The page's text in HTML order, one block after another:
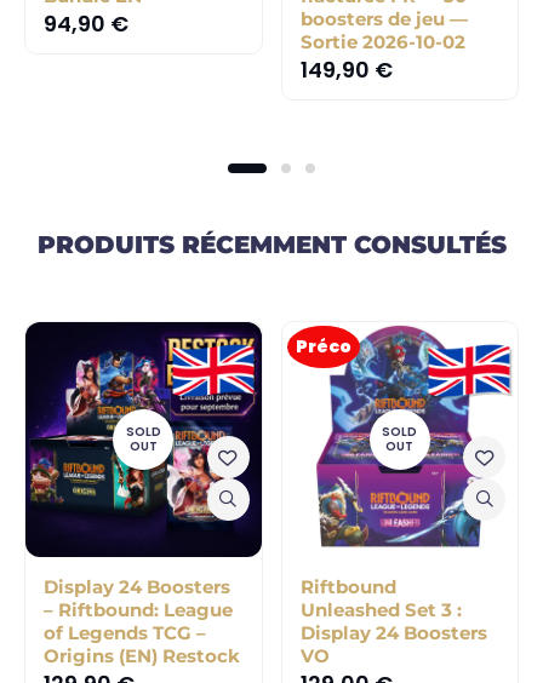
94,90 €
boosters de jeu —
Sortie 2026-10-02
149,90 €
PRODUITS RÉCEMMENT CONSULTÉS
SOLD
OUT
Display 24 Boosters
– Riftbound: League
of Legends TCG –
Origins (EN) Restock
Préco
SOLD
OUT
Riftbound
Unleashed Set 3 :
Display 24 Boosters
VO